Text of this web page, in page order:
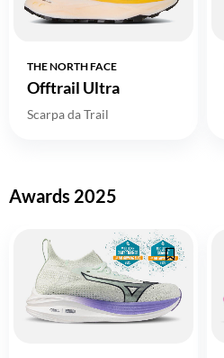
THE NORTH FACE
Offtrail Ultra
Scarpa da Trail
Awards 2025